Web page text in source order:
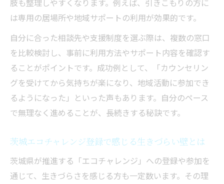
肢も整理しやすくなります。例えば、引きこもりの方に
は専用の居場所や地域サポートの利用が効果的です。
自分に合った相談先や支援制度を選ぶ際は、複数の窓口
を比較検討し、事前に利用方法やサポート内容を確認す
ることがポイントです。成功例として、「カウンセリン
グを受けてから気持ちが楽になり、地域活動に参加でき
るようになった」といった声もあります。自分のペース
で無理なく進めることが、長続きする秘訣です。
茨城エコチャレンジ登録で感じる生きづらい壁とは
茨城県が推進する「エコチャレンジ」への登録や参加を
通じて、生きづらさを感じる方も一定数います。その理